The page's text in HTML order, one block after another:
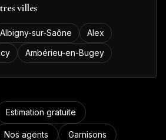
villes
Albigny-sur-Saône
Alex
Ambérieu-en-Bugey
Estimation gratuite
Nos agents Garnisons